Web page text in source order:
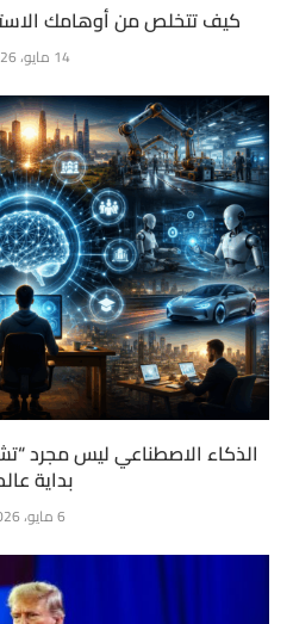
كيف تتخلص من أوهامك
14 مايو، 2026
الذكاء الاصطناعي ليس مجرد
بداية
6 مايو، 2026